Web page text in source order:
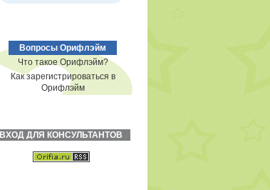
Вопросы Орифлэйм
Что такое Орифлэйм?
Как зарегистрироваться в
Орифлэйм
ВХОД ДЛЯ КОНСУЛЬТАНТОВ